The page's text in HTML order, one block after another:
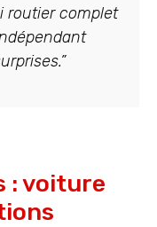
routier complet
: voiture